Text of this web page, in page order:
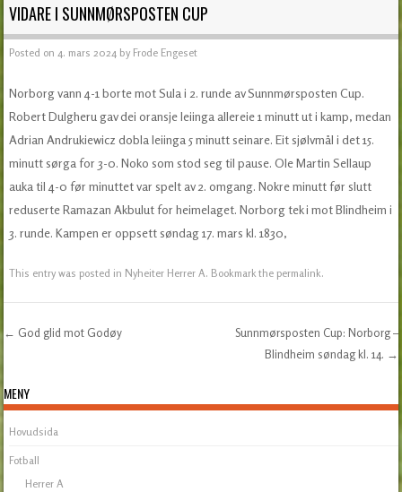
VIDARE I SUNNMØRSPOSTEN CUP
Posted on 4. mars 2024 by Frode Engeset
Norborg vann 4-1 borte mot Sula i 2. runde av Sunnmørsposten Cup.
Robert Dulgheru gav dei oransje leiinga allereie 1 minutt ut i kamp, medan
Adrian Andrukiewicz dobla leiinga 5 minutt seinare. Eit sjølvmål i det 15.
minutt sørga for 3-0. Noko som stod seg til pause. Ole Martin Sellaup
auka til 4-0 før minuttet var spelt av 2. omgang. Nokre minutt før slutt
reduserte Ramazan Akbulut for heimelaget. Norborg tek i mot Blindheim i
3. runde. Kampen er oppsett søndag 17. mars kl. 1830,
This entry was posted in Nyheiter Herrer A. Bookmark thepermalink.
← God glid mot Godøy
Sunnmørsposten Cup: Norborg –
Blindheim søndag kl. 14. →
MENY
Hovudsida
Fotball
Herrer A